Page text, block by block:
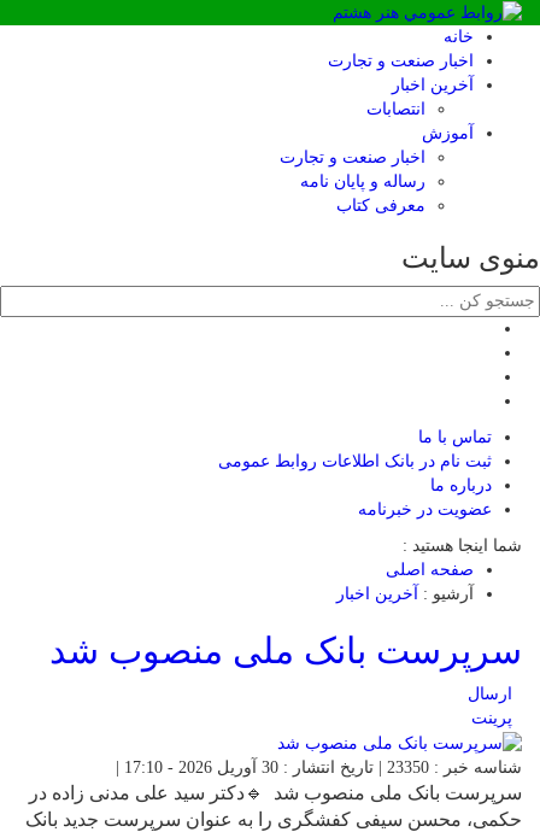
خانه
اخبار صنعت و تجارت
آخرین اخبار
انتصابات
آموزش
اخبار صنعت و تجارت
رساله و پایان نامه
معرفی کتاب
منوی سایت
تماس با ما
ثبت نام در بانک اطلاعات روابط عمومی
درباره ما
عضويت در خبرنامه
شما اینجا هستید :
صفحه اصلی
آرشیو :
آخرین اخبار
سرپرست بانک ملی منصوب شد
ارسال
پرینت
شناسه خبر : 23350 | تاریخ انتشار : 30 آوریل 2026 - 17:10 |
سرپرست بانک ملی منصوب شد 🔹دکتر سید علی مدنی زاده در
حکمی، محسن سیفی کفشگری را به عنوان سرپرست جدید بانک